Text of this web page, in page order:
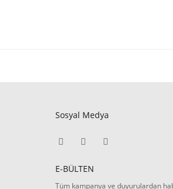
Sosyal Medya
E-BÜLTEN
Tüm kampanya ve duyurulardan